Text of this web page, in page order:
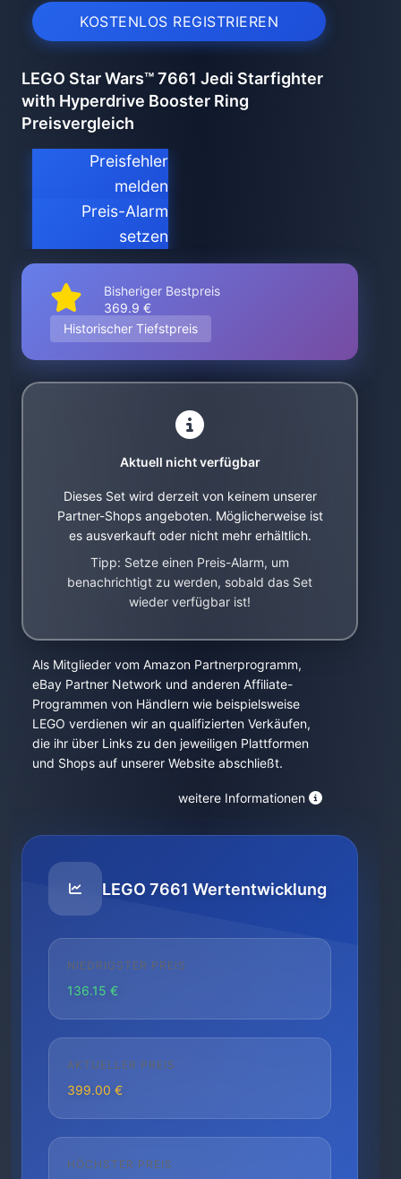
KOSTENLOS REGISTRIEREN
LEGO Star Wars™ 7661 Jedi Starfighter
with Hyperdrive Booster Ring
Preisvergleich
Preisfehler
melden
Preis-Alarm
setzen
Bisheriger Bestpreis
369.9 €
Historischer Tiefstpreis
Aktuell nicht verfügbar
Dieses Set wird derzeit von keinem unserer
Partner-Shops angeboten. Möglicherweise ist
es ausverkauft oder nicht mehr erhältlich.
Tipp: Setze einen Preis-Alarm, um
benachrichtigt zu werden, sobald das Set
wieder verfügbar ist!
Als Mitglieder vom Amazon Partnerprogramm,
eBay Partner Network und anderen Affiliate-
Programmen von Händlern wie beispielsweise
LEGO verdienen wir an qualifizierten Verkäufen,
die ihr über Links zu den jeweiligen Plattformen
und Shops auf unserer Website abschließt.
weitere Informationen
LEGO 7661 Wertentwicklung
NIEDRIGSTER PREIS
136.15 €
AKTUELLER PREIS
399.00 €
HÖCHSTER PREIS